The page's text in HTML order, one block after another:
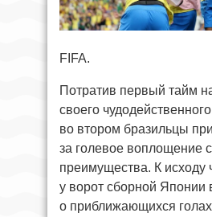
FIFA.
Потратив первый тайм
своего
во втором бразильцы
за голевое воплощение
преимущества. К исходу
у ворот сборной Японии
о приближающихся